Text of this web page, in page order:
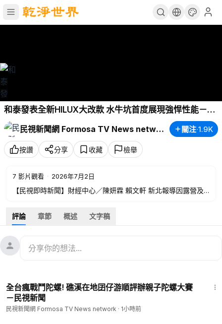
和泰發表全新HILUX大改款 水牛坑首度展現強悍性能－民
視新聞
民視新聞網 Formosa TV News network
關注·1.9K
按讚 分享 收藏 檢舉
7 影片觀看 · 2026年7月2日
【民視即時新聞】財經中心／陳妍霖 賴文軒 新北報導因露營及
準市場需求，和泰汽車發表全新TOYOTA HILUX大改款，今天
（1日）正式亮相，發表會場地，首度在「林口水牛坑越野場地」
看新聞：
📱下載民視新聞APP →https://bit.ly/3x8ePpb
✅ 民視新聞網：
✅ 民視新聞FB： https://www.facebook.com/ftvnews53
評論 章節 概述 文字稿
全台瘋戰鬥陀螺! 礁溪在地囝仔游順評辦親子陀螺大賽
－民視新聞
民視新聞網 Formosa TV News network · 1小時前